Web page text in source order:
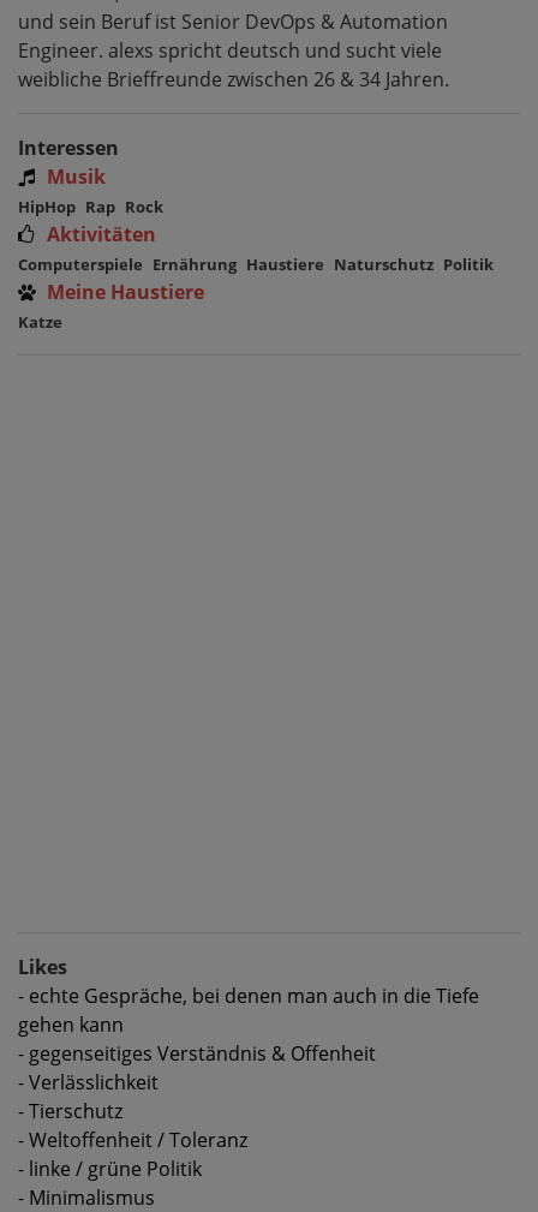
und sein Beruf ist Senior DevOps & Automation
Engineer. alexs spricht deutsch und sucht viele
weibliche Brieffreunde zwischen 26 & 34 Jahren.
Interessen
Musik
HipHop Rap Rock
Aktivitäten
Computerspiele Ernährung Haustiere Naturschutz Politik
Meine Haustiere
Katze
Likes
- echte Gespräche, bei denen man auch in die Tiefe
gehen kann
- gegenseitiges Verständnis & Offenheit
- Verlässlichkeit
- Tierschutz
- Weltoffenheit / Toleranz
- linke / grüne Politik
- Minimalismus